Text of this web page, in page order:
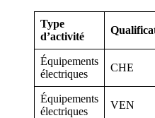
Type
d’activité
Équipements
électriques
CHE
Équipements
électriques
VEN